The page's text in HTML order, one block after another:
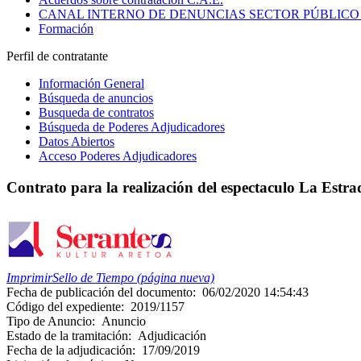
CANAL INTERNO DE DENUNCIAS SECTOR
Formación
Perfil de contratante
Información General
Búsqueda de anuncios
Busqueda de contratos
Búsqueda de Poderes Adjudicadores
Datos Abiertos
Acceso Poderes Adjudicadores
Contrato para la realización del espectaculo La
ImprimirSello de Tiempo (página nueva)
Fecha de publicación del documento: 06/02/2020 14:54:43
Código del expediente: 2019/1157
Tipo de Anuncio: Anuncio
Estado de la tramitación: Adjudicación
Fecha de la adjudicación: 17/09/2019